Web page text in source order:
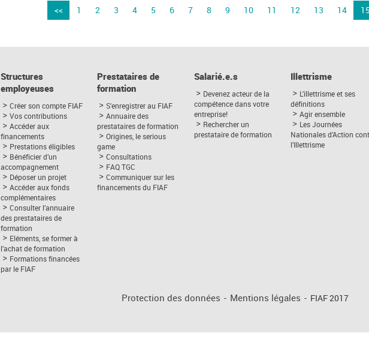
<< 1 2 3 4 5 6 7 8 9 10 11 12 13 14 15
Structures
employeuses
Créer son compte FIAF
Vos contributions
Accéder aux
financements
Prestations éligibles
Bénéficier d’un
accompagnement
Déposer un projet
Accéder aux fonds
complémentaires
Consulter l’annuaire
des prestataires de
formation
Eléments, se former à
l’achat de formation
Formations financées
par le FIAF
Prestataires de
formation
S'enregistrer au FIAF
Annuaire des
prestataires de formation
Origines, le serious
game
Consultations
FAQ TGC
Communiquer sur les
financements du FIAF
Salarié.e.s
Devenez acteur de la
compétence dans votre
entreprise!
Rechercher un
prestataire de formation
Illettrisme
L’illettrisme et ses
définitions
Agir ensemble
Les Journées
Nationales d’Action
l’Illettrisme
Protection des données - Mentions légales - FIAF 2017